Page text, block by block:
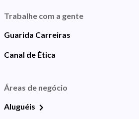
Trabalhe com a gente
Guarida Carreiras
Canal de Ética
Áreas de negócio
Aluguéis